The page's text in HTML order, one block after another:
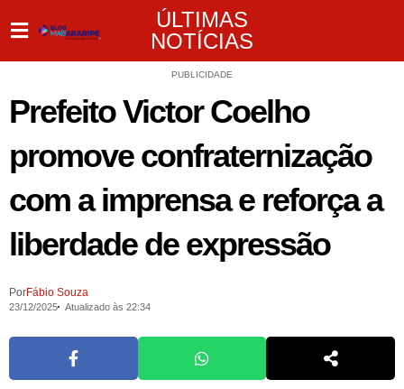
ÚLTIMAS
NOTÍCIAS
PUBLICIDADE
Prefeito Victor Coelho
promove confraternização
com a imprensa e reforça a
liberdade de expressão
PorFábio Souza
23/12/2025 Atualizado às 22:34